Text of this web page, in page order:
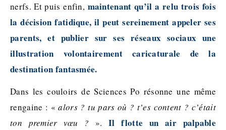
nerfs. Et puis enfin, maintenant qu’il a relu trois fois
la décision fatidique, il peut sereinement appeler ses
parents, et publier sur ses réseaux sociaux une
illustration volontairement caricaturale de la
destination fantasmée.
Dans les couloirs de Sciences Po résonne une même
rengaine : «alors ? tu pars où ? t’es content ? c’était
ton premier vœu ? ».Il flotte un air palpable